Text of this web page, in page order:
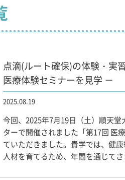
点滴(ルート確保)の体験・実
医療体験セミナーを見学 －
2025.08.19
今回、2025年7月19日（土）順天
ターで開催されました「第17回 医
ていただきました。貴学では、健
人材を育てるため、年間を通じて